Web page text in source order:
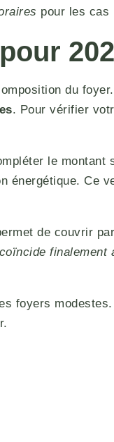
pour les cas
du foyer.
. Pour vérifier
le
énergétique. Ce
de couvrir
foyers